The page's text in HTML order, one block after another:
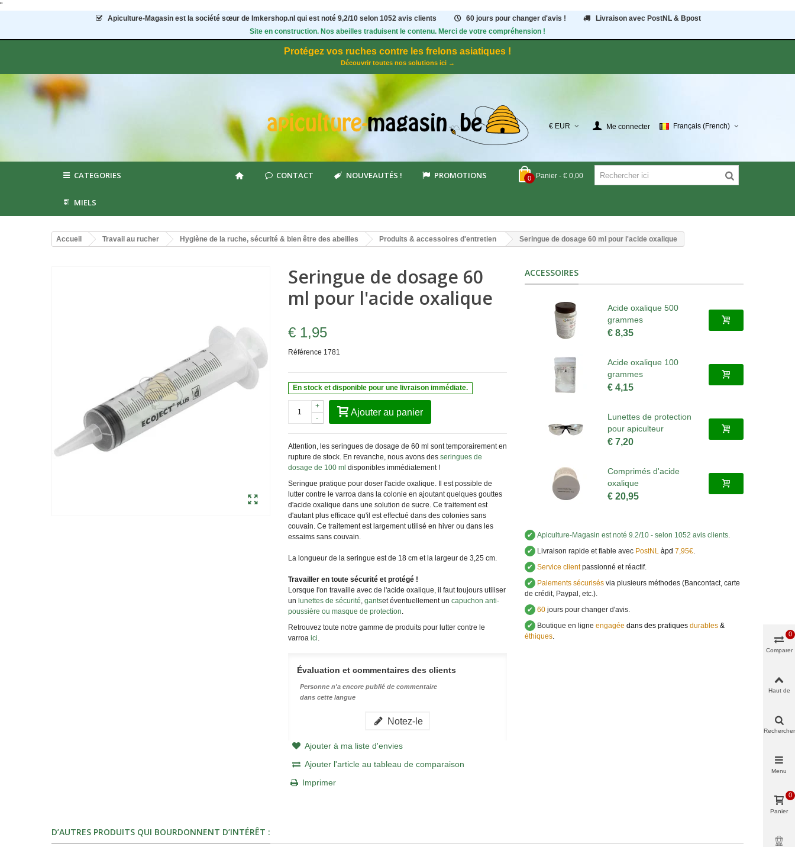
"
Apiculture-Magasin est la société sœur de Imkershop.nl qui est noté 9,2/10 selon 1052avis clients 60 jours pour changer d'avis !
Livraison avec PostNL & Bpost
Site en construction. Nos abeilles traduisent le contenu. Merci de votre compréhension !
Protégez vos ruches contre les frelons asiatiques !
Découvrir toutes nos solutions ici →
€ EUR Me connecter Français (French)
0 Panier - € 0,00
CATEGORIES CONTACT NOUVEAUTÉS ! PROMOTIONS
MIELS
Accueil Travail au rucher Hygiène de la ruche, sécurité & bien être des abeilles Produits & accessoires d'entretien Seringue de dosage 60 ml pour l'acide oxalique
Seringue de dosage 60
ml pour l'acide oxalique
€ 1,95
Référence 1781
En stock et disponible pour une livraison immédiate.
-
+
Ajouter au panier
Attention, les seringues de dosage de 60 ml sont temporairement en
rupture de stock. En revanche, nous avons des seringues de
dosage de 100 ml disponibles immédiatement !
Seringue pratique pour doser l'acide oxalique. Il est possible de
lutter contre le varroa dans la colonie en ajoutant quelques gouttes
d'acide oxalique dans une solution de sucre. Ce traitement est
d'autant plus efficace qu'il est effectué dans des colonies sans
couvain. Ce traitement est largement utilisé en hiver ou dans les
essaims sans couvain.
La longueur de la seringue est de 18 cm et la largeur de 3,25 cm.
Travailler en toute sécurité et protégé !
Lorsque l'on travaille avec de l'acide oxalique, il faut toujours utiliser
un lunettes de sécurité, gantset éventuellement un capuchon anti-
poussière ou masque de protection.
Retrouvez toute notre gamme de produits pour lutter contre le
varroa ici.
Évaluation et commentaires des clients
Personne n'a encore publié de commentaire
dans cette langue
Notez-le
Ajouter à ma liste d'envies
Ajouter l'article au tableau de comparaison
Imprimer
ACCESSOIRES
Acide oxalique 500
grammes
€ 8,35
Acide oxalique 100
grammes
€ 4,15
Lunettes de protection
pour apiculteur
€ 7,20
Comprimés d'acide
oxalique
€ 20,95
✔ Apiculture-Magasin est noté 9.2/10 - selon 1052 avis clients.
✔ Livraison rapide et fiable avecPostNL àpd 7,95€.
✔ Service clientpassionné et réactif.
✔ Paiements sécurisésvia plusieurs méthodes (Bancontact, carte
de crédit, Paypal, etc.).
✔ 60jours pour changer d'avis.
✔ Boutique en ligne engagée dans des pratiques durables&
éthiques.
D’AUTRES PRODUITS QUI BOURDONNENT D’INTÉRÊT :
Comparer
0
Haut de
Rechercher
Menu
Panier
0